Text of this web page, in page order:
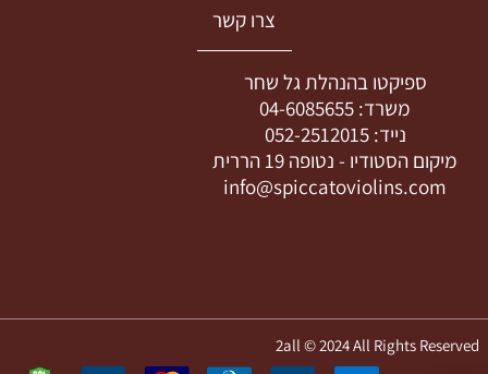
צרו קשר
ספיקטו בהנהלת גל שחר
משרד: 04-6085655
נייד:052-2512015
מיקום הסטודיו - נטופה 19 הררית
info@spiccatoviolins.com
2all © 2024 All Rights Reserved